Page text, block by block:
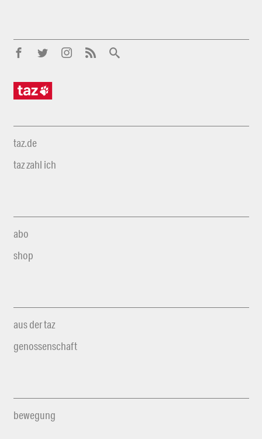
taz.de
taz zahl ich
abo
shop
aus der taz
genossenschaft
bewegung